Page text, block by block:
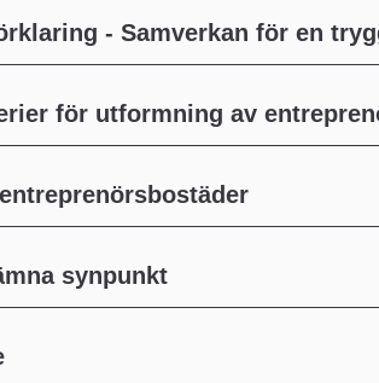
- Samverkan för en
för utformning av
synpunkt